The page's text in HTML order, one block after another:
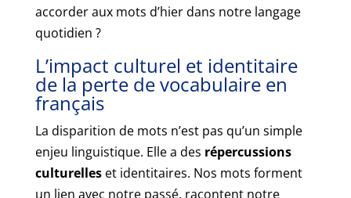
accorder aux mots d’hier dans notre langage
quotidien ?
L’impact culturel et identitaire
de la perte de vocabulaire en
français
La disparition de mots n’est pas qu’un simple
enjeu linguistique. Elle a des répercussions
culturelleset identitaires. Nos mots forment
un lien avec notre passé, racontent notre